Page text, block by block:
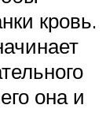
кровь.
она и